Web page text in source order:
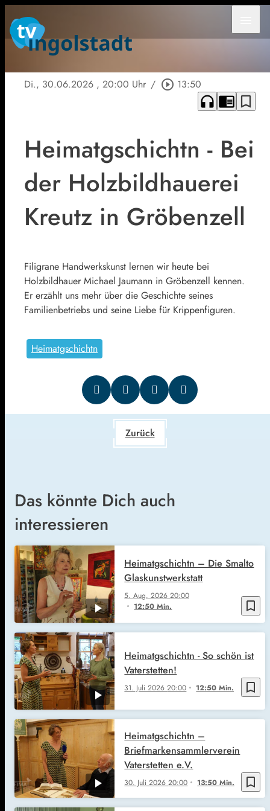
Di., 30.06.2026 , 20:00 Uhr / play_circle_outline 13:50
headphones chrome_reader_mode bookmark_border
Heimatgschichtn - Bei
der Holzbildhauerei
Kreutz in Gröbenzell
Filigrane Handwerkskunst lernen wir heute bei
Holzbildhauer Michael Jaumann in Gröbenzell kennen.
Er erzählt uns mehr über die Geschichte seines
Familienbetriebs und seine Liebe für Krippenfiguren.
Heimatgschichtn
Zurück
Das könnte Dich auch
interessieren
bookmark_border
5. Aug. 202620:00
12:50 Min.
Heimatgschichtn – Die Smalto
Glaskunstwerkstatt
bookmark_border
31. Juli 202620:00 12:50 Min.
Heimatgschichtn - So schön ist
Vaterstetten!
bookmark_border
30. Juli 202620:00 13:50 Min.
Heimatgschichtn –
Briefmarkensammlerverein
Vaterstetten e.V.